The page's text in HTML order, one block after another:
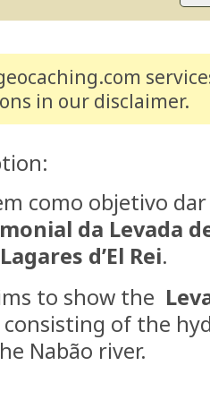
in our disclaimer.
como objetivo
da Levada
d’El Rei.
to show the
of the
Nabão river.